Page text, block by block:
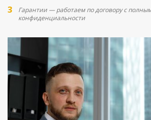
Гарантии — работаем по договору с
конфиденциальности